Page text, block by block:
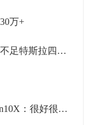
万+
斯拉四分之一
：很好很强大